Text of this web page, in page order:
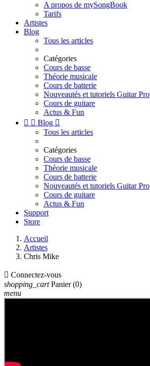
A propos de mySongBook
Tarifs
Artistes
Blog
Tous les articles
Catégories
Cours de basse
Théorie musicale
Cours de batterie
Nouveautés et tutoriels Guitar Pro
Cours de guitare
Actus & Fun
  Blog 
Tous les articles
Catégories
Cours de basse
Théorie musicale
Cours de batterie
Nouveautés et tutoriels Guitar Pro
Cours de guitare
Actus & Fun
Support
Store
Accueil
Artistes
Chris Mike
 Connectez-vous
shopping_cart Panier (0)
menu